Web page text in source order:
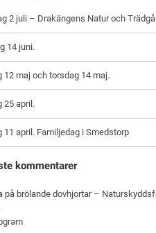
2 juli – Drakängens Natur och
14 juni.
12 maj och torsdag 14 maj.
25 april.
11 april. Familjedag i Smedstorp
kommentarer
på brölande dovhjortar –